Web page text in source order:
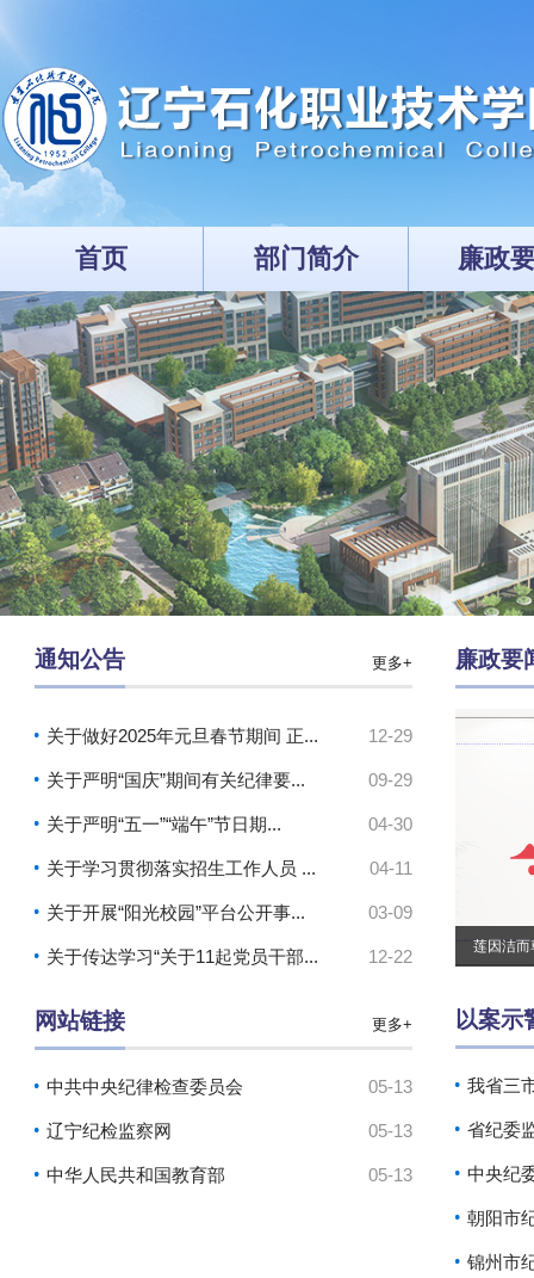
首页 部门简介 廉政
通知公告 更多+
关于做好2025年元旦春节期间 正... 12-29
关于严明“国庆”期间有关纪律要... 09-29
关于严明“五一”“端午”节日期... 04-30
关于学习贯彻落实招生工作人员 ... 04-11
关于开展“阳光校园”平台公开事... 03-09
关于传达学习“关于11起党员干部... 12-22
网站链接 更多+
中共中央纪律检查委员会 05-13
辽宁纪检监察网 05-13
中华人民共和国教育部 05-13
廉政要
莲因洁而
以案示
我省三
省纪委
中央纪
朝阳市
锦州市